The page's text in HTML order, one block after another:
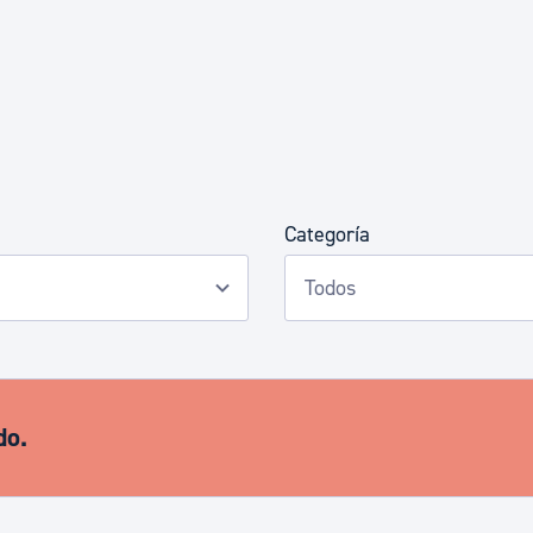
Categoría